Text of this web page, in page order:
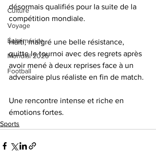
Culture
Voyage
Éphéméride
Mondial 2026
Football
désormais qualifiés pour la suite de la
compétition mondiale.
Haïti, malgré une belle résistance,
quitte le tournoi avec des regrets après
avoir mené à deux reprises face à un
adversaire plus réaliste en fin de match.
Une rencontre intense et riche en
émotions fortes.
Sports